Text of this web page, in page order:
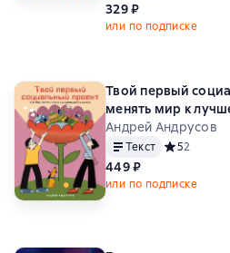
329 ₽
или по подписке
Твой первый
менять мир к
Андрей Андрусов
Текст Средний
52
449 ₽
или по подписке